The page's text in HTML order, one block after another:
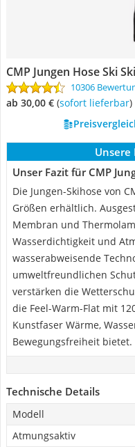
CMP Jungen Hose Ski
10306
ab 30,00 € ( Sofort lieferbar)
Unsere
Unser Fazit für CMP
Die Jungen-Skihose von
Größen erhältlich.
Membran und
Wasserdichtigkeit und
wasserabweisende
umweltfreundlichen
verstärken die
die Feel-Warm-Flat mit
Kunstfaser Wärme,
Bewegungsfreiheit bietet.
Technische Details
Modell
Atmungsaktiv